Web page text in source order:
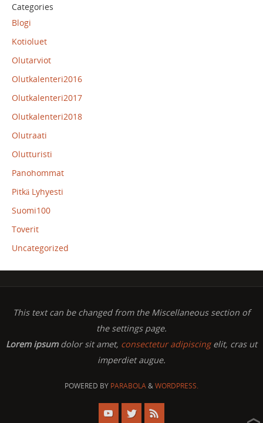
Categories
Blogi
Kotioluet
Olutarviot
Olutkalenteri2016
Olutkalenteri2017
Olutkalenteri2018
Olutraati
Olutturisti
Panohommat
Pitkä Lyhyesti
Suomi100
Toverit
Uncategorized
This text can be changed from the Miscellaneous section of
the settings page.
Lorem ipsumdolor sit amet, consectetur adipiscingelit, cras ut
imperdiet augue.
POWERED BY PARABOLA&WORDPRESS.